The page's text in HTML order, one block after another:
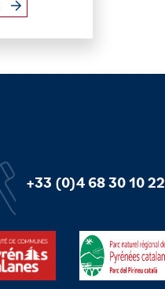
+33 (0)4 68 30 10 22